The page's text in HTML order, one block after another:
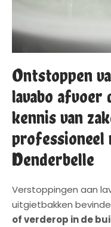
Ontstoppen
lavabo afvoer
kennis van
professioneel
Denderbelle
Verstoppingen aan
uitgietbakken
of verderop in de